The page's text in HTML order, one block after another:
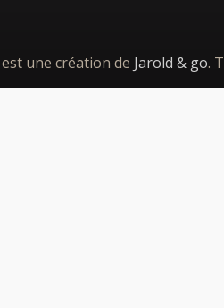
une création de Jarold & go.